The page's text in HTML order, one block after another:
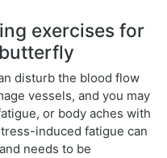
exercises for
disturb the blood flow
vessels, and you may
or body aches with
induced fatigue can
needs to be